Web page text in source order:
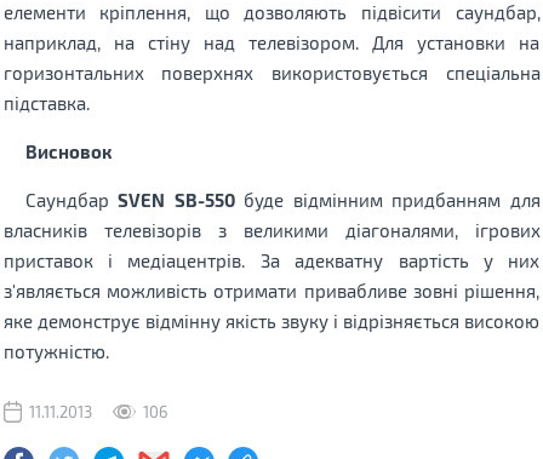
елементи кріплення, що дозволяють підвісити саундбар,
наприклад, на стіну над телевізором. Для установки на
горизонтальних поверхнях використовується спеціальна
підставка.
Висновок
Саундбар SVEN SB-550буде відмінним придбанням для
власників телевізорів з великими діагоналями, ігрових
приставок і медіацентрів. За адекватну вартість у них
з'являється можливість отримати привабливе зовні рішення,
яке демонструє відмінну якість звуку і відрізняється високою
потужністю.
11.11.2013 106